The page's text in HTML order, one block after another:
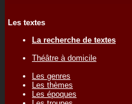
Les textes
La recherche de textes
Théâtre à domicile
Les genres
Les thèmes
Les époques